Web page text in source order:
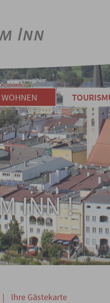
INN !
| Ihre Gästekarte